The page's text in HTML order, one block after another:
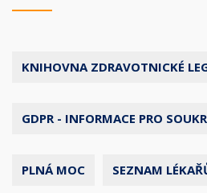
KNIHOVNA ZDRAVOTNICKÉ
GDPR - INFORMACE PRO
PLNÁ MOC SEZNAM